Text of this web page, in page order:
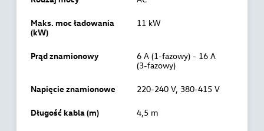
Maks. moc ładowania
(kW)
11 kW
Prąd znamionowy
6 A (1-fazowy) - 16 A
(3-fazowy)
Napięcie znamionowe 220-240 V, 380-415 V
Długość kabla (m) 4,5 m